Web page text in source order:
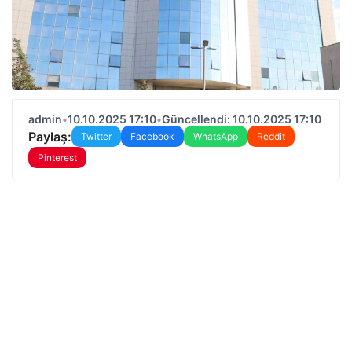
admin•10.10.2025 17:10•Güncellendi: 10.10.2025 17:10
Paylaş: Twitter Facebook WhatsApp
Reddit
Pinterest